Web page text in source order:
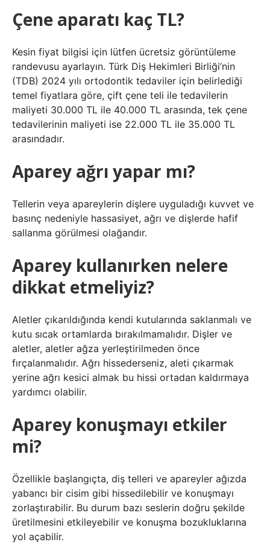
Çene aparatı kaç TL?
Kesin fiyat bilgisi için lütfen ücretsiz görüntüleme
randevusu ayarlayın. Türk Diş Hekimleri Birliği’nin
(TDB) 2024 yılı ortodontik tedaviler için belirlediği
temel fiyatlara göre, çift çene teli ile tedavilerin
maliyeti 30.000 TL ile 40.000 TL arasında, tek çene
tedavilerinin maliyeti ise 22.000 TL ile 35.000 TL
arasındadır.
Aparey ağrı yapar mı?
Tellerin veya apareylerin dişlere uyguladığı kuvvet ve
basınç nedeniyle hassasiyet, ağrı ve dişlerde hafif
sallanma görülmesi olağandır.
Aparey kullanırken nelere
dikkat etmeliyiz?
Aletler çıkarıldığında kendi kutularında saklanmalı ve
kutu sıcak ortamlarda bırakılmamalıdır. Dişler ve
aletler, aletler ağza yerleştirilmeden önce
fırçalanmalıdır. Ağrı hissederseniz, aleti çıkarmak
yerine ağrı kesici almak bu hissi ortadan kaldırmaya
yardımcı olabilir.
Aparey konuşmayı etkiler
mi?
Özellikle başlangıçta, diş telleri ve apareyler ağızda
yabancı bir cisim gibi hissedilebilir ve konuşmayı
zorlaştırabilir. Bu durum bazı seslerin doğru şekilde
üretilmesini etkileyebilir ve konuşma bozukluklarına
yol açabilir.